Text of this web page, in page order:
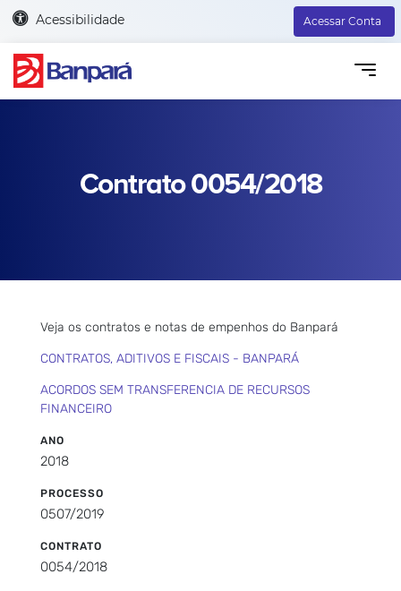
Acessibilidade Acessar Conta
Contrato 0054/2018
Veja os contratos e notas de empenhos do Banpará
CONTRATOS, ADITIVOS E FISCAIS - BANPARÁ
ACORDOS SEM TRANSFERENCIA DE RECURSOS
FINANCEIRO
ANO
2018
PROCESSO
0507/2019
CONTRATO
0054/2018